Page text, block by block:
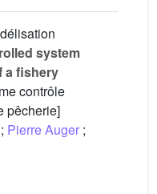
system
a fishery
contrôle
pêcherie]
; Pierre Auger ;